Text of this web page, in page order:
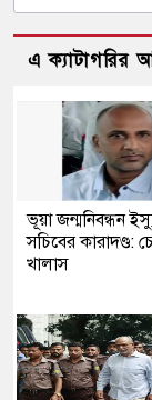
এ ক্যাটাগরির
ভূয়া জন্মনিবন্ধন
সচিবের কারাদণ্ড:
খালাস